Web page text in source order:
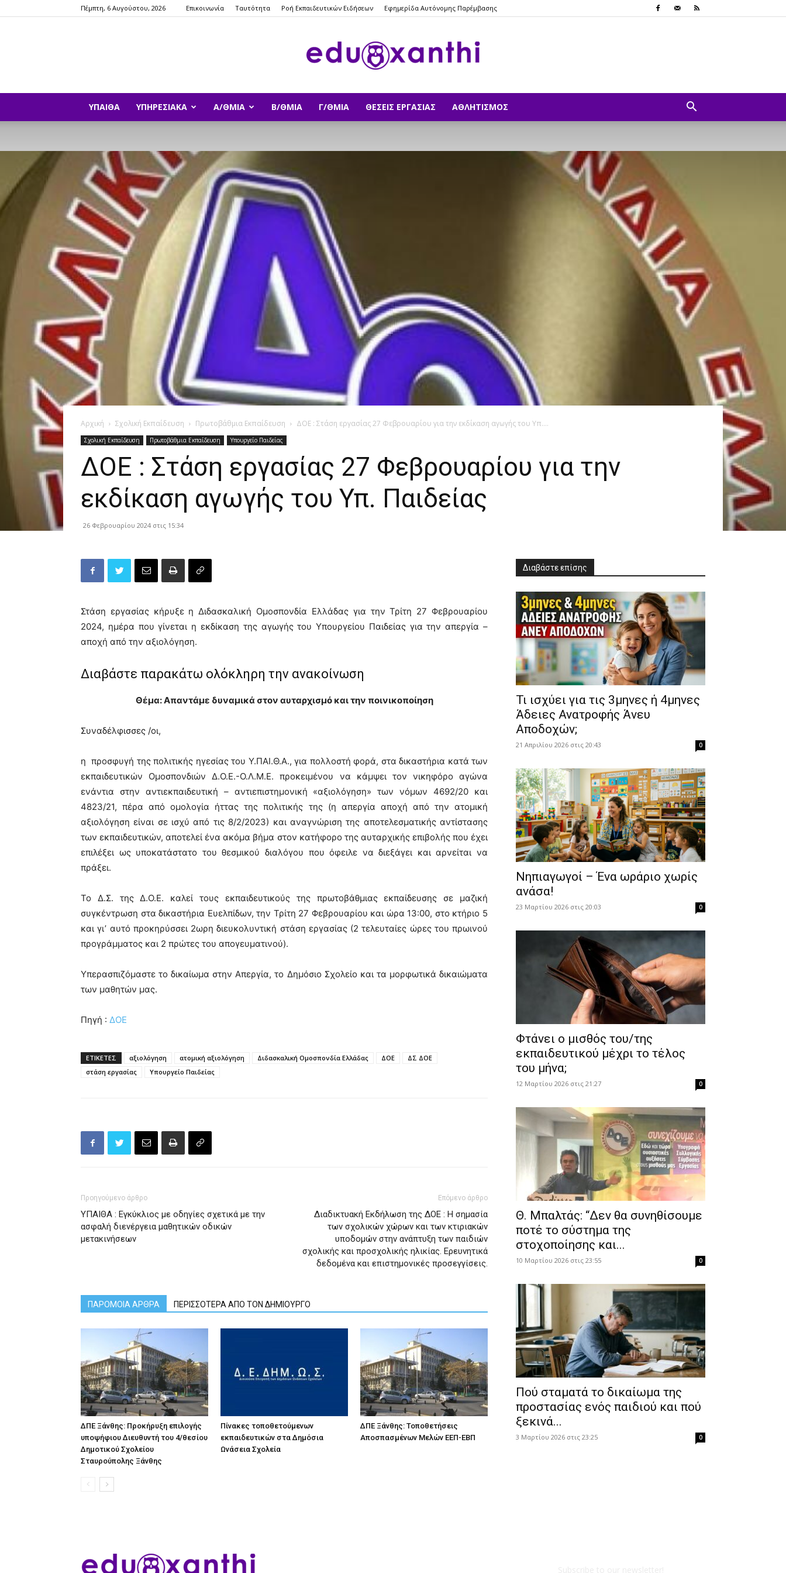
Πέμπτη, 6 Αυγούστου, 2026 Επικοινωνία Ταυτότητα Ροή Εκπαιδευτικών Ειδήσεων Εφημερίδα Αυτόνομης Παρέμβασης
eduxanthi
ΥΠΑΙΘΑ ΥΠΗΡΕΣΙΑΚΆ Α/ΘΜΙΑ Β/ΘΜΙΑ Γ/ΘΜΙΑ ΘΈΣΕΙΣ ΕΡΓΑΣΊΑΣ ΑΘΛΗΤΙΣΜΌΣ
Αρχική Σχολική Εκπαίδευση Πρωτοβάθμια Εκπαίδευση ΔΟΕ : Στάση εργασίας 27 Φεβρουαρίου για την εκδίκαση αγωγής του Υπ....
Σχολική Εκπαίδευση Πρωτοβάθμια Εκπαίδευση Υπουργείο Παιδείας
ΔΟΕ : Στάση εργασίας 27 Φεβρουαρίου για την
εκδίκαση αγωγής του Υπ. Παιδείας
26 Φεβρουαρίου 2024 στις 15:34
Στάση εργασίας κήρυξε η Διδασκαλική Ομοσπονδία Ελλάδας για την Τρίτη 27 Φεβρουαρίου
2024, ημέρα που γίνεται η εκδίκαση της αγωγής του Υπουργείου Παιδείας για την απεργία –
αποχή από την αξιολόγηση.
Διαβάστε παρακάτω ολόκληρη την ανακοίνωση
Θέμα: Απαντάμε δυναμικά στον αυταρχισμό και την ποινικοποίηση
Συναδέλφισσες /οι,
η προσφυγή της πολιτικής ηγεσίας του Υ.ΠΑΙ.Θ.Α., για πολλοστή φορά, στα δικαστήρια κατά των
εκπαιδευτικών Ομοσπονδιών Δ.Ο.Ε.-Ο.Λ.Μ.Ε. προκειμένου να κάμψει τον νικηφόρο αγώνα
ενάντια στην αντιεκπαιδευτική – αντιεπιστημονική «αξιολόγηση» των νόμων 4692/20 και
4823/21, πέρα από ομολογία ήττας της πολιτικής της (η απεργία αποχή από την ατομική
αξιολόγηση είναι σε ισχύ από τις 8/2/2023) και αναγνώριση της αποτελεσματικής αντίστασης
των εκπαιδευτικών, αποτελεί ένα ακόμα βήμα στον κατήφορο της αυταρχικής επιβολής που έχει
επιλέξει ως υποκατάστατο του θεσμικού διαλόγου που όφειλε να διεξάγει και αρνείται να
πράξει.
Το Δ.Σ. της Δ.Ο.Ε. καλεί τους εκπαιδευτικούς της πρωτοβάθμιας εκπαίδευσης σε μαζική
συγκέντρωση στα δικαστήρια Ευελπίδων, την Τρίτη 27 Φεβρουαρίου και ώρα 13:00, στο κτήριο 5
και γι’ αυτό προκηρύσσει 2ωρη διευκολυντική στάση εργασίας (2 τελευταίες ώρες του πρωινού
προγράμματος και 2 πρώτες του απογευματινού).
Υπερασπιζόμαστε το δικαίωμα στην Απεργία, το Δημόσιο Σχολείο και τα μορφωτικά δικαιώματα
των μαθητών μας.
Πηγή : ΔΟΕ
ΕΤΙΚΕΤΕΣ αξιολόγηση ατομική αξιολόγηση Διδασκαλική Ομοσπονδία Ελλάδας ΔΟΕ
ΔΣ ΔΟΕ
στάση εργασίας
Υπουργείο Παιδείας
Προηγούμενο άρθρο
ΥΠΑΙΘΑ : Εγκύκλιος με οδηγίες σχετικά με την
ασφαλή διενέργεια μαθητικών οδικών
μετακινήσεων
Επόμενο άρθρο
Διαδικτυακή Εκδήλωση της ΔΟΕ : Η σημασία
των σχολικών χώρων και των κτιριακών
υποδομών στην ανάπτυξη των παιδιών
σχολικής και προσχολικής ηλικίας. Ερευνητικά
δεδομένα και επιστημονικές προσεγγίσεις.
ΠΑΡΟΜΟΙΑ ΑΡΘΡΑ ΠΕΡΙΣΣΟΤΕΡΑ ΑΠΟ ΤΟΝ ΔΗΜΙΟΥΡΓΟ
ΔΠΕ Ξάνθης: Προκήρυξη επιλογής
υποψήφιου Διευθυντή του 4/θεσίου
Δημοτικού Σχολείου
Σταυρούπολης Ξάνθης
Πίνακες τοποθετούμενων
εκπαιδευτικών στα Δημόσια
Ωνάσεια Σχολεία
ΔΠΕ Ξάνθης: Τοποθετήσεις
Αποσπασμένων Μελών ΕΕΠ-ΕΒΠ
Διαβάστε επίσης
​Τι ισχύει για τις 3μηνες ή 4μηνες
Άδειες Ανατροφής Άνευ
Αποδοχών;
21 Απριλίου 2026 στις 20:43 0
Νηπιαγωγοί – Ένα ωράριο χωρίς
ανάσα!
23 Μαρτίου 2026 στις 20:03 0
Φτάνει ο μισθός του/της
εκπαιδευτικού μέχρι το τέλος
του μήνα;
12 Μαρτίου 2026 στις 21:27 0
Θ. Μπαλτάς: “Δεν θα συνηθίσουμε
ποτέ το σύστημα της
στοχοποίησης και...
10 Μαρτίου 2026 στις 23:55 0
Πού σταματά το δικαίωμα της
προστασίας ενός παιδιού και πού
ξεκινά...
3 Μαρτίου 2026 στις 23:25 0